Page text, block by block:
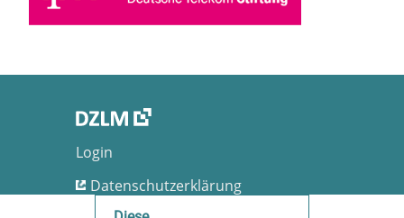
Login
Datenschutzerklärung